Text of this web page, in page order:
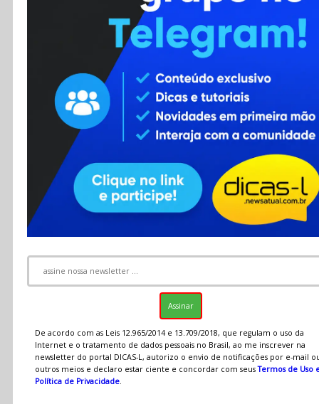
Contato
RSS
De acordo com as Leis 12.965/2014 e 13.709/2018, que regulam o uso da
Internet e o tratamento de dados pessoais no Brasil, ao me inscrever na
newsletter do portal DICAS-L, autorizo o envio de notificações por e-mail
outros meios e declaro estar ciente e concordar com seusTermos de Uso
Política de Privacidade.